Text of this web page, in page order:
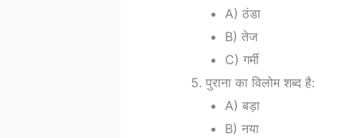
A) ठंडा
B) तेज
C) गर्मी
पुराना का विलोम शब्द है:
A) बड़ा
B) नया